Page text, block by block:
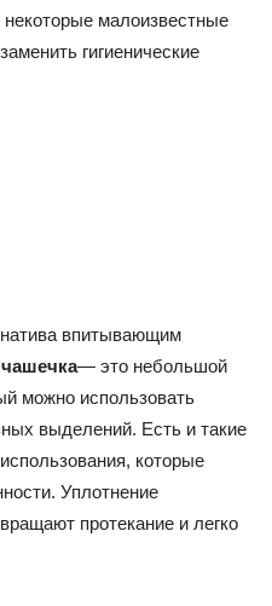
некоторые малоизвестные
гигиенические
впитывающим
— это небольшой
можно использовать
выделений. Есть и такие
которые
Уплотнение
протекание и легко